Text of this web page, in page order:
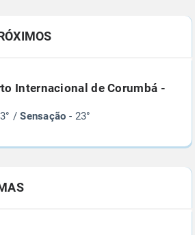
Internacional de Corumbá -
/Sensação - 23°